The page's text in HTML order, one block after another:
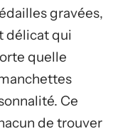
gravées,
délicat qui
quelle
Ce
de trouver